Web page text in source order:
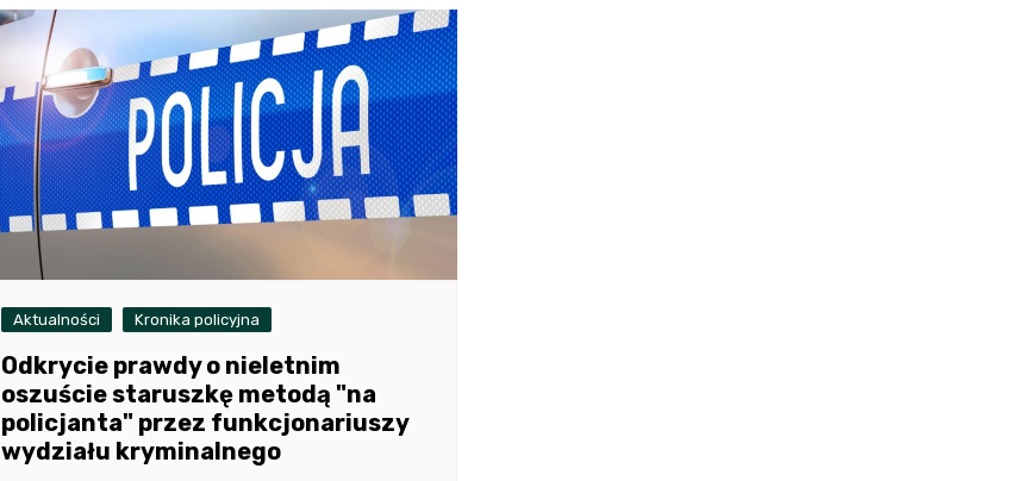
Aktualności Kronika policyjna
Odkrycie prawdy o nieletnim
oszuście staruszkę metodą "na
policjanta" przez funkcjonariuszy
wydziału kryminalnego